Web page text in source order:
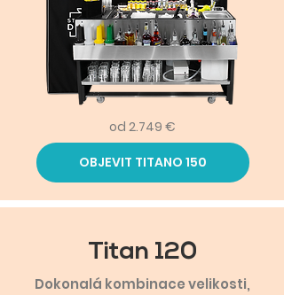
od 2.749 €
OBJEVIT TITANO 150
Titan 120
Dokonalá kombinace velikosti,